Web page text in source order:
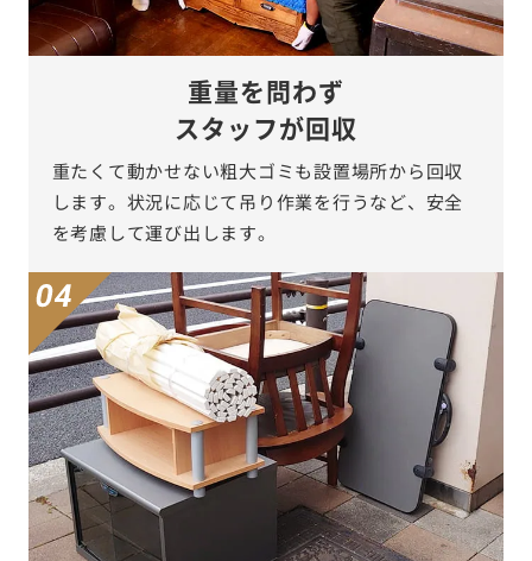
重量を問わず
スタッフが回収
重たくて動かせない粗大ゴミも設置場所から回収
します。状況に応じて吊り作業を行うなど、安全
を考慮して運び出します。